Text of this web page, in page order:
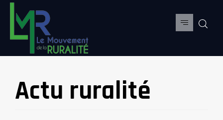
Actu ruralité